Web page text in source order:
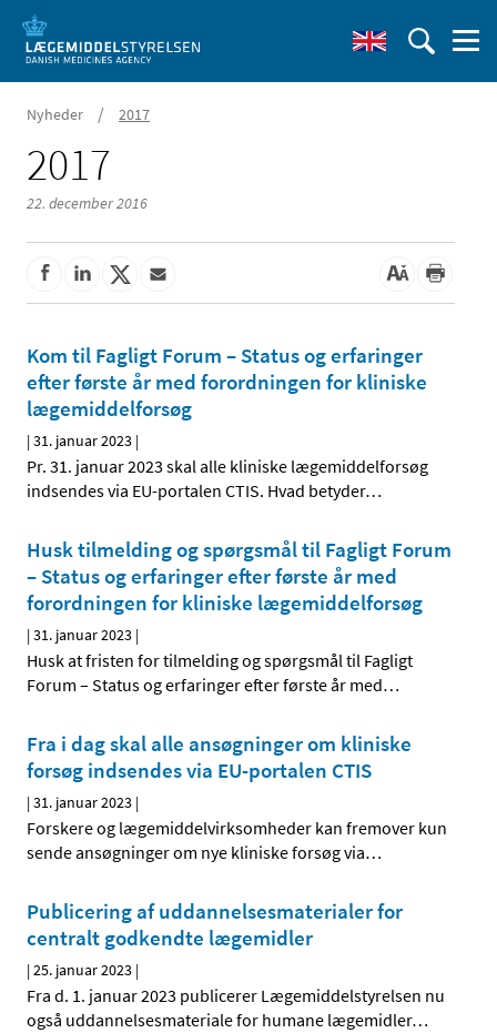
Nyheder / 2017
2017
22. december 2016
Kom til Fagligt Forum – Status og erfaringer
efter første år med forordningen for kliniske
lægemiddelforsøg
|31. januar 2023 |
Pr. 31. januar 2023 skal alle kliniske lægemiddelforsøg
indsendes via EU-portalen CTIS. Hvad betyder…
Husk tilmelding og spørgsmål til Fagligt Forum
– Status og erfaringer efter første år med
forordningen for kliniske lægemiddelforsøg
|31. januar 2023 |
Husk at fristen for tilmelding og spørgsmål til Fagligt
Forum – Status og erfaringer efter første år med…
Fra i dag skal alle ansøgninger om kliniske
forsøg indsendes via EU-portalen CTIS
|31. januar 2023 |
Forskere og lægemiddelvirksomheder kan fremover kun
sende ansøgninger om nye kliniske forsøg via…
Publicering af uddannelsesmaterialer for
centralt godkendte lægemidler
|25. januar 2023 |
Fra d. 1. januar 2023 publicerer Lægemiddelstyrelsen nu
også uddannelsesmateriale for humane lægemidler…